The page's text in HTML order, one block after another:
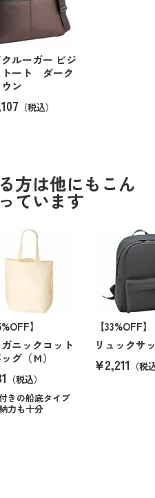
ルーガー ビジ
トート ダーク
ン
（税込）
方は他にもこん
ています
】
ニックコット
グ（Ｍ）
（税込）
きの船底タイプ
力も十分
【33%OFF】
リュックサ
¥2,211 （税